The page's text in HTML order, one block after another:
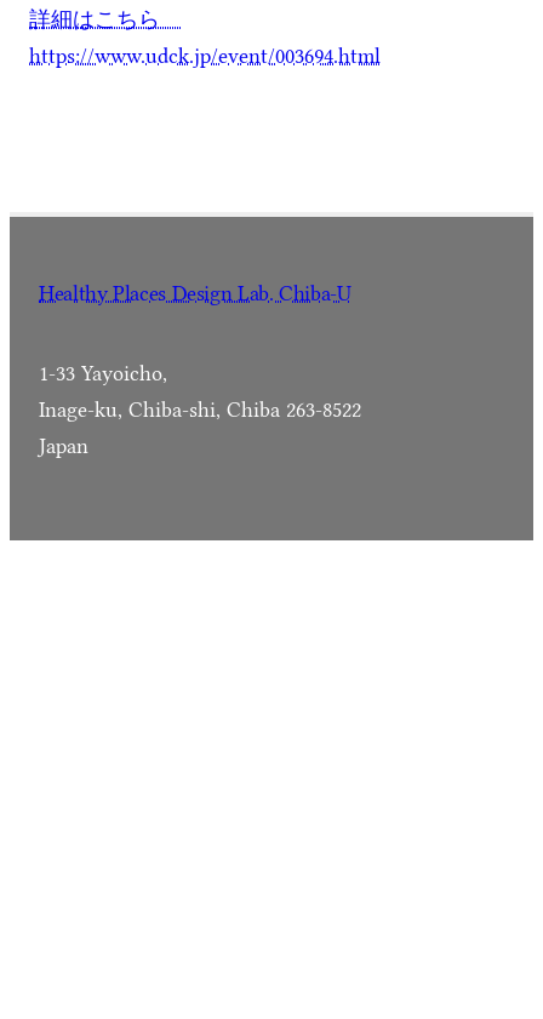
詳細はこちら
https://www.udck.jp/event/003694.html
Healthy Places Design Lab. Chiba-U
1-33 Yayoicho,
Inage-ku, Chiba-shi, Chiba 263-8522
Japan